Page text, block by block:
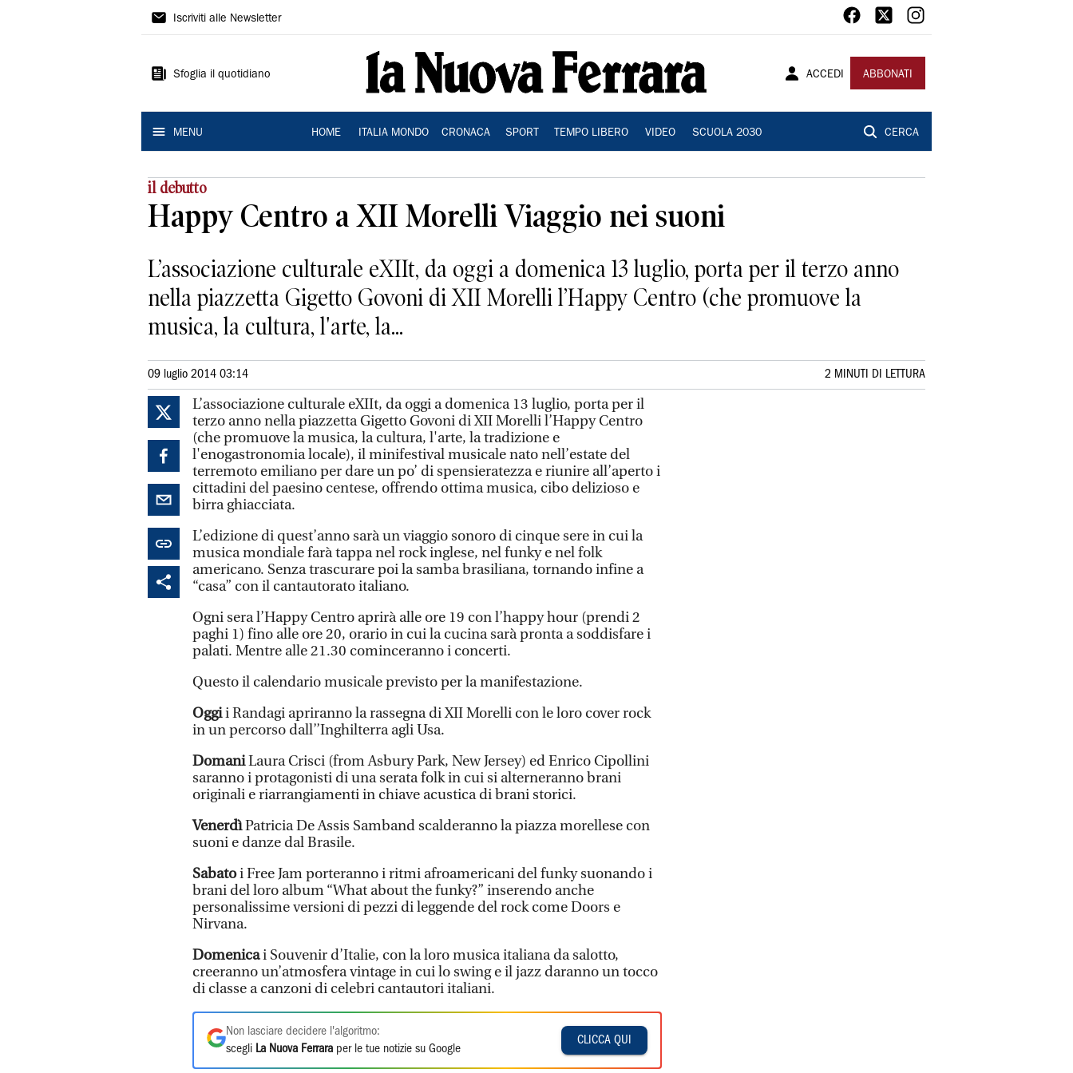
La
Ferrara
Iscriviti alle Newsletter
Sfoglia il quotidiano ACCEDI ABBONATI
MENU HOME ITALIA MONDO CRONACA SPORT TEMPO LIBERO VIDEO SCUOLA 2030 CERCA
il debutto
Happy Centro a XII Morelli Viaggio nei suoni
L’associazione culturale eXIIt, da oggi a domenica 13 luglio, porta per il terzo anno
nella piazzetta Gigetto Govoni di XII Morelli l’Happy Centro (che promuove la
musica, la cultura, l'arte, la...
09 luglio 2014 03:14 2 MINUTI DI LETTURA
L’associazione culturale eXIIt, da oggi a domenica 13 luglio, porta per il
terzo anno nella piazzetta Gigetto Govoni di XII Morelli l’Happy Centro
(che promuove la musica, la cultura, l'arte, la tradizione e
l'enogastronomia locale), il minifestival musicale nato nell’estate del
terremoto emiliano per dare un po’ di spensieratezza e riunire all’aperto i
cittadini del paesino centese, offrendo ottima musica, cibo delizioso e
birra ghiacciata.
L’edizione di quest’anno sarà un viaggio sonoro di cinque sere in cui la
musica mondiale farà tappa nel rock inglese, nel funky e nel folk
americano. Senza trascurare poi la samba brasiliana, tornando infine a
“casa” con il cantautorato italiano.
Ogni sera l’Happy Centro aprirà alle ore 19 con l’happy hour (prendi 2
paghi 1) fino alle ore 20, orario in cui la cucina sarà pronta a soddisfare i
palati. Mentre alle 21.30 cominceranno i concerti.
Questo il calendario musicale previsto per la manifestazione.
Oggii Randagi apriranno la rassegna di XII Morelli con le loro cover rock
in un percorso dall’’Inghilterra agli Usa.
DomaniLaura Crisci (from Asbury Park, New Jersey) ed Enrico Cipollini
saranno i protagonisti di una serata folk in cui si alterneranno brani
originali e riarrangiamenti in chiave acustica di brani storici.
VenerdìPatricia De Assis Samband scalderanno la piazza morellese con
suoni e danze dal Brasile.
Sabatoi Free Jam porteranno i ritmi afroamericani del funky suonando i
brani del loro album “What about the funky?” inserendo anche
personalissime versioni di pezzi di leggende del rock come Doors e
Nirvana.
Domenicai Souvenir d’Italie, con la loro musica italiana da salotto,
creeranno un’atmosfera vintage in cui lo swing e il jazz daranno un tocco
di classe a canzoni di celebri cantautori italiani.
Non lasciare decidere l'algoritmo:
scegli La Nuova Ferrara per le tue notizie su Google
CLICCA QUI